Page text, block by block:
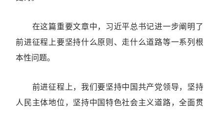
在这篇重要文章中，习近平总书记进一步阐明了
前进征程上要坚持什么原则、走什么道路等一系列根
本性问题。
前进征程上，我们要坚持中国共产党领导，坚持
人民主体地位，坚持中国特色社会主义道路，全面贯